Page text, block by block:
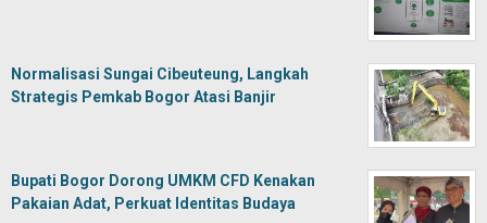
Normalisasi Sungai Cibeuteung, Langkah
Strategis Pemkab Bogor Atasi Banjir
Bupati Bogor Dorong UMKM CFD Kenakan
Pakaian Adat, Perkuat Identitas Budaya